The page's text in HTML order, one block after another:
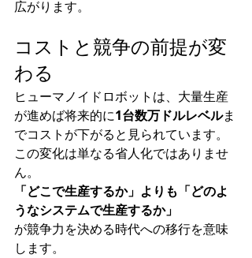
広がります。
コストと競争の前提が変
わる
ヒューマノイドロボットは、大量生産
が進めば将来的に1台数万ドルレベルま
でコストが下がると見られています。
この変化は単なる省人化ではありませ
ん。
「どこで生産するか」よりも「どのよ
うなシステムで生産するか」
が競争力を決める時代への移行を意味
します。